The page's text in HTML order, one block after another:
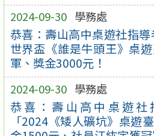
2024-09-30 學務處
恭喜：壽山高中桌遊社指
世界盃《誰是牛頭王》桌
軍、獎金3000元！
2024-09-30 學務處
恭喜：壽山高中桌遊
「2024《矮人礦坑》桌遊